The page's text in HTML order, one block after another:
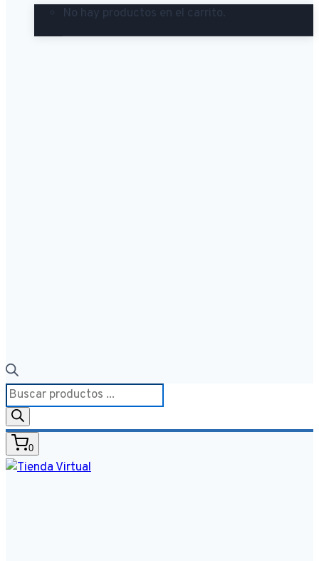
No hay productos en el carrito.
Búsqueda
de
productos
0